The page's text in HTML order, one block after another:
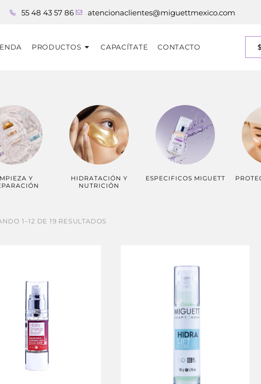
55 48 43 57 86 atencionaclientes@miguettmexico.com
PRODUCTOS CAPACÍTATE CONTACTO $
Y
HIDRATACIÓN Y
NUTRICIÓN
ESPECIFICOS MIGUETT
1–12 DE 19 RESULTADOS